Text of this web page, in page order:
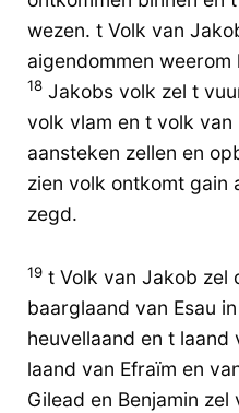
wezen. t Volk van
aigendommen weerom
18 Jakobs volk zel t
volk vlam en t volk van
aansteken zellen en
zien volk ontkomt gain
zegd.
19 t Volk van Jakob zel
baarglaand van Esau
heuvellaand en t laand
laand van Efraïm en
Gilead en Benjamin zel